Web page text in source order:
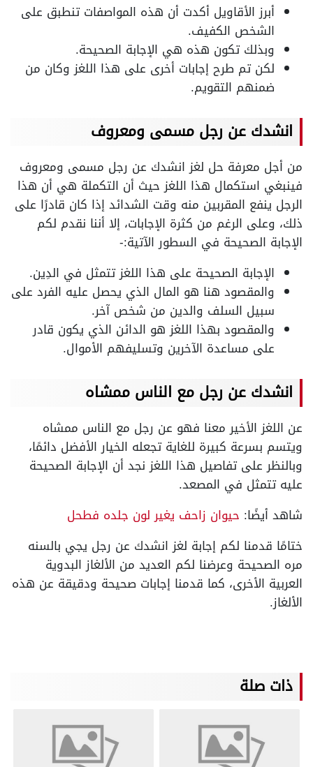
أبرز الأقاويل أكدت أن هذه المواصفات تنطبق على
الشخص الكفيف.
وبذلك تكون هذه هي الإجابة الصحيحة.
لكن تم طرح إجابات أخرى على هذا اللغز وكان من
ضمنهم التقويم.
انشدك عن رجل مسمى ومعروف
من أجل معرفة حل لغز انشدك عن رجل مسمى ومعروف
فينبغي استكمال هذا اللغز حيث أن التكملة هي أن هذا
الرجل ينفع المقربين منه وقت الشدائد إذا كان قادرًا على
ذلك، وعلى الرغم من كثرة الإجابات، إلا أننا نقدم لكم
الإجابة الصحيحة في السطور الآتية:-
الإجابة الصحيحة على هذا اللغز تتمثل في الدِين.
والمقصود هنا هو المال الذي يحصل عليه الفرد على
سبيل السلف والدين من شخص آخر.
والمقصود بهذا اللغز هو الدائن الذي يكون قادر
على مساعدة الآخرين وتسليفهم الأموال.
انشدك عن رجل مع الناس ممشاه
عن اللغز الأخير معنا فهو عن رجل مع الناس ممشاه
ويتسم بسرعة كبيرة للغاية تجعله الخيار الأفضل دائمًا،
وبالنظر على تفاصيل هذا اللغز نجد أن الإجابة الصحيحة
عليه تتمثل في المصعد.
شاهد أيضًا: حيوان زاحف يغير لون جلده فطحل
ختامًا قدمنا لكم إجابة لغز انشدك عن رجل يجي بالسنه
مره الصحيحة وعرضنا لكم العديد من الألغاز البدوية
العربية الأخرى، كما قدمنا إجابات صحيحة ودقيقة عن هذه
الألغاز.
ذات صلة